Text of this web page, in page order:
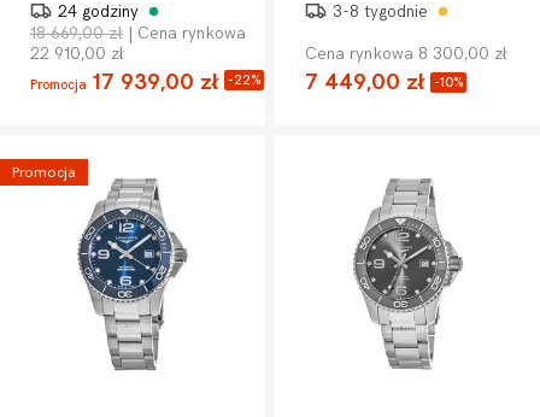
24 godziny
18 669,00 zł | Cena rynkowa
22 910,00 zł
Promocja 17 939,00 zł -22%
3-8 tygodnie
Cena rynkowa 8 300,00 zł
7 449,00 zł -10%
Promocja